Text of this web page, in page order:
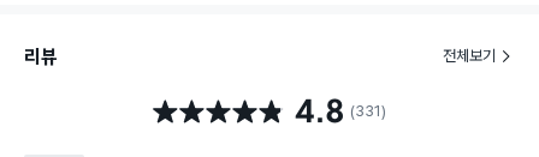
리뷰 전체보기
별점 4.8점 4.8 (331)